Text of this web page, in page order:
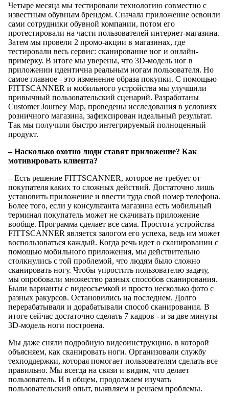
Четыре месяца мы тестировали технологию совместно с
известным обувным брендом. Сначала приложение освоили
сами сотрудники обувной компании, потом его
протестировали на части пользователей интернет-магазина.
Затем мы провели 2 промо-акции в магазинах, где
тестировали весь сервис: сканирование ног и онлайн-
примерку. В итоге мы уверены, что 3D-модель ног в
приложении идентична реальным ногам пользователя. Но
самое главное - это изменение образа покупки. С помощью
FITTSCANNER и мобильного устройства мы улучшили
привычный пользовательский сценарий. Разработаны
Customer Journey Map, проведены исследования в условиях
розничного магазина, зафиксирован идеальный результат.
Так мы получили быстро интегрируемый полноценный
продукт.
– Насколько охотно люди ставят приложение? Как
мотивировать клиента?
– Есть решение FITTSCANNER, которое не требует от
покупателя каких то сложных действий. Достаточно лишь
установить приложение и ввести туда свой номер телефона.
Более того, если у консультанта магазина есть мобильный
терминал покупатель может не скачивать приложение
вообще. Программа сделает все сама. Простота устройства
FITTSCANNER является залогом его успеха, ведь им может
воспользоваться каждый. Когда речь идет о сканировании с
помощью мобильного приложения, мы действительно
столкнулись с той проблемой, что людям было сложно
сканировать ногу. Чтобы упростить пользователю задачу,
мы опробовали множество разных способов сканирования.
Были варианты с видеосъемкой и просто несколько фото с
разных ракурсов. Остановились на последнем. Долго
перерабатывали и дорабатывали способ сканирования. В
итоге сейчас достаточно сделать 7 кадров - и за две минуты
3D-модель ноги построена.
Мы даже сняли подробную видеоинструкцию, в которой
объясняем, как сканировать ноги. Организовали службу
техподдержки, которая помогает пользователям сделать все
правильно. Мы всегда на связи и видим, что делает
пользователь. И в общем, продолжаем изучать
пользовательский опыт, выявляем и решаем проблемы.